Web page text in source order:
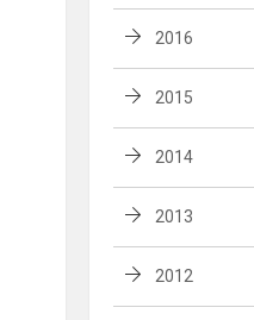
2016
2015
2014
2013
2012